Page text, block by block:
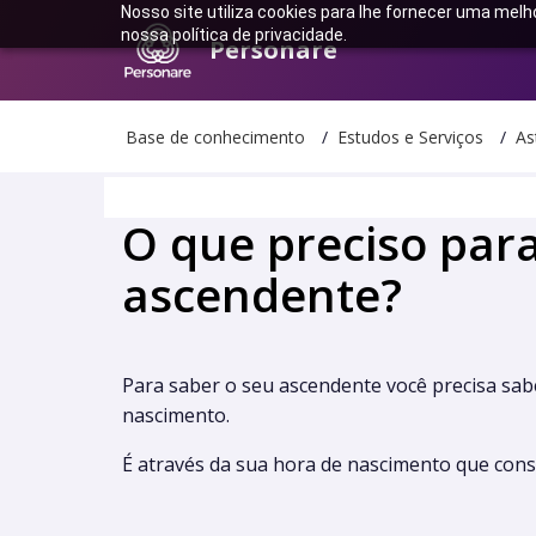
Nosso site utiliza cookies para lhe fornecer uma
nossa política de privacidade.
Personare
Base de conhecimento Estudos e Serviços
O que preciso
ascendente?
Para saber o seu ascendente você precisa
nascimento.
É através da sua hora de nascimento que